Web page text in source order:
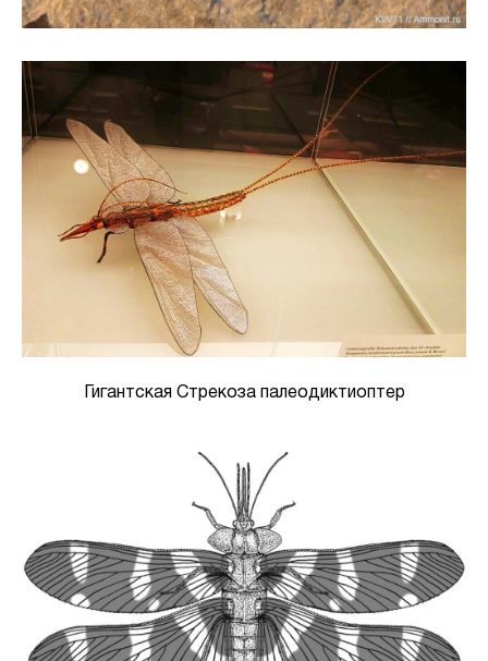
Гигантская Стрекоза палеодиктиоптер